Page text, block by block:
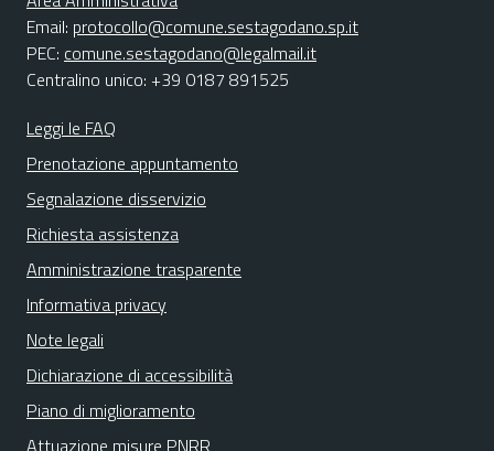
Email: protocollo@comune.sestagodano.sp.it
PEC: comune.sestagodano@legalmail.it
Centralino unico: +39 0187 891525
Leggi le FAQ
Prenotazione appuntamento
Segnalazione disservizio
Richiesta assistenza
Amministrazione trasparente
Informativa privacy
Note legali
Dichiarazione di accessibilità
Piano di miglioramento
Attuazione misure PNRR